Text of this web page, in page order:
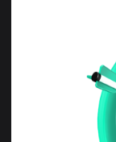
и
понимать
инструментов
заложит
использования